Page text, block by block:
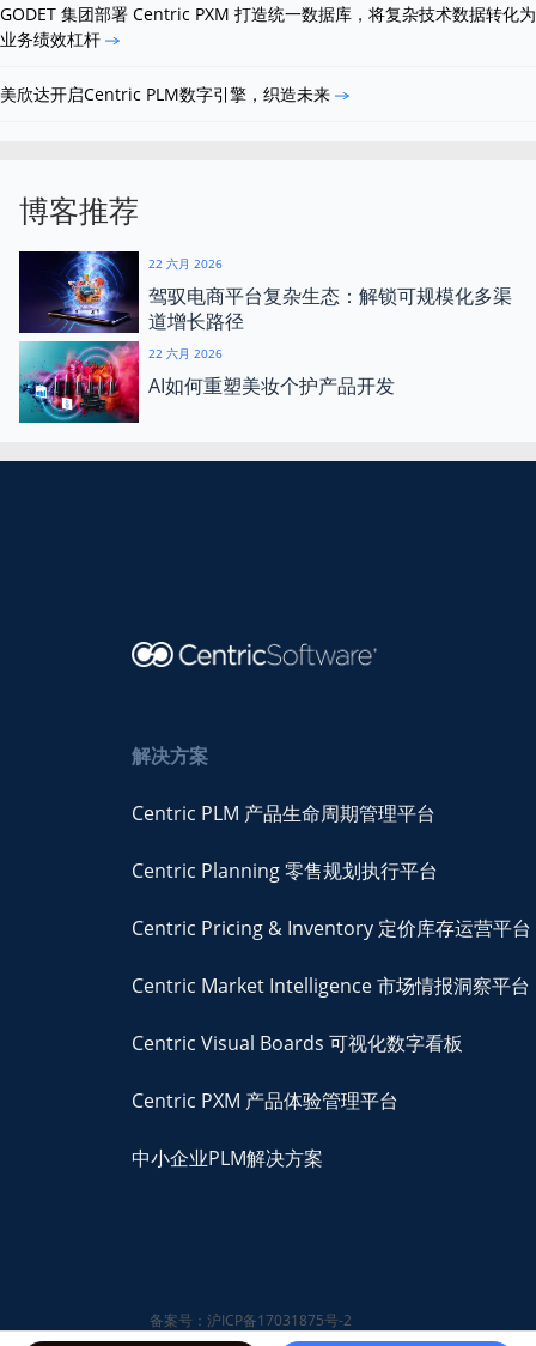
GODET 集团部署 Centric PXM 打造统一数据库，将复杂技术数据转化为
业务绩效杠杆
美欣达开启Centric PLM数字引擎，织造未来
博客推荐
22 六月 2026
驾驭电商平台复杂生态：解锁可规模化多渠
道增长路径
22 六月 2026
AI如何重塑美妆个护产品开发
解决方案
Centric PLM 产品生命周期管理平台
Centric Planning 零售规划执行平台
Centric Pricing & Inventory 定价库存运营平台
Centric Market Intelligence 市场情报洞察平台
Centric Visual Boards 可视化数字看板
Centric PXM 产品体验管理平台
中小企业PLM解决方案
备案号：沪ICP备17031875号-2